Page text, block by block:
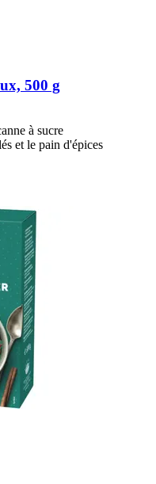
500 g
à sucre
et le pain d'épices